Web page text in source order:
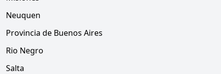
Neuquen
Provincia de Buenos Aires
Rio Negro
Salta